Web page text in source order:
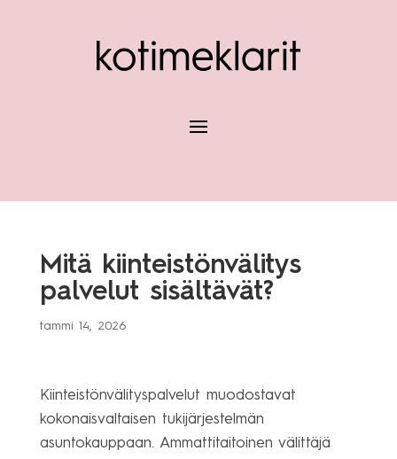
Mitä kiinteistönvälitys
palvelut sisältävät?
tammi 14, 2026
Kiinteistönvälityspalvelut muodostavat
kokonaisvaltaisen tukijärjestelmän
asuntokauppaan. Ammattitaitoinen välittäjä